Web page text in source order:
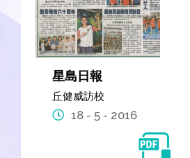
星島日報
丘健威訪校
18 - 5 - 2016